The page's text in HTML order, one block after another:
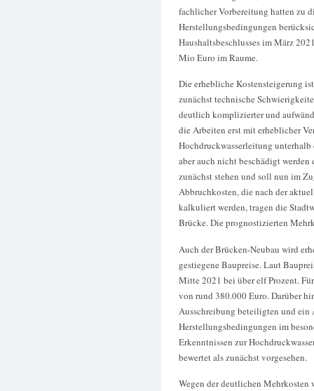
fachlicher Vorbereitung hatten zu
Herstellungsbedingungen
Haushaltsbeschlusses im März
Mio Euro im Raume.
Die erhebliche Kostensteigerung
zunächst technische
deutlich komplizierter und
die Arbeiten erst mit erheblicher
Hochdruckwasserleitung
aber auch nicht beschädigt
zunächst stehen und soll nun im
Abbruchkosten, die nach der
kalkuliert werden, tragen die
Brücke. Die prognostizierten
Auch der Brücken-Neubau wird
gestiegene Baupreise. Laut
Mitte 2021 bei über elf Prozent.
von rund 380.000 Euro. Darüber
Ausschreibung beteiligten und ein
Herstellungsbedingungen im
Erkenntnissen zur
bewertet als zunächst vorgesehen.
Wegen der deutlichen Mehrkosten